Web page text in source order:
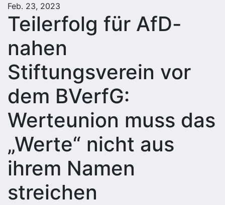
Feb. 23, 2023
Teilerfolg für AfD-
nahen
Stiftungsverein vor
dem BVerfG:
Werteunion muss das
„Werte“ nicht aus
ihrem Namen
streichen